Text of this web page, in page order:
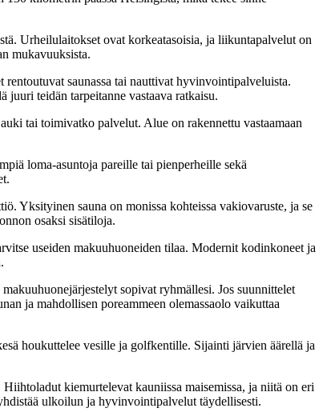
Urheilulaitokset ovat korkeatasoisia, ja liikuntapalvelut on
mukavuuksista.
saunassa tai nauttivat hyvinvointipalveluista.
teidän tarpeitanne vastaava ratkaisu.
tai toimivatko palvelut. Alue on rakennettu vastaamaan
loma-asuntoja pareille tai pienperheille sekä
Yksityinen sauna on monissa kohteissa vakiovaruste, ja se
osaksi sisätiloja.
useiden makuuhuoneiden tilaa. Modernit kodinkoneet ja
sopivat ryhmällesi. Jos suunnittelet
ja mahdollisen poreammeen olemassaolo vaikuttaa
houkuttelee vesille ja golfkentille. Sijainti järvien äärellä ja
kiemurtelevat kauniissa maisemissa, ja niitä on eri
ulkoilun ja hyvinvointipalvelut täydellisesti.